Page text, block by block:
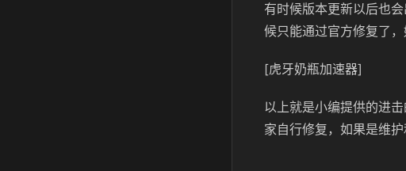
有时候版本更新以后也
候只能通过官方修复了，
[虎牙奶瓶加速器]
以上就是小编提供的进
家自行修复，如果是维